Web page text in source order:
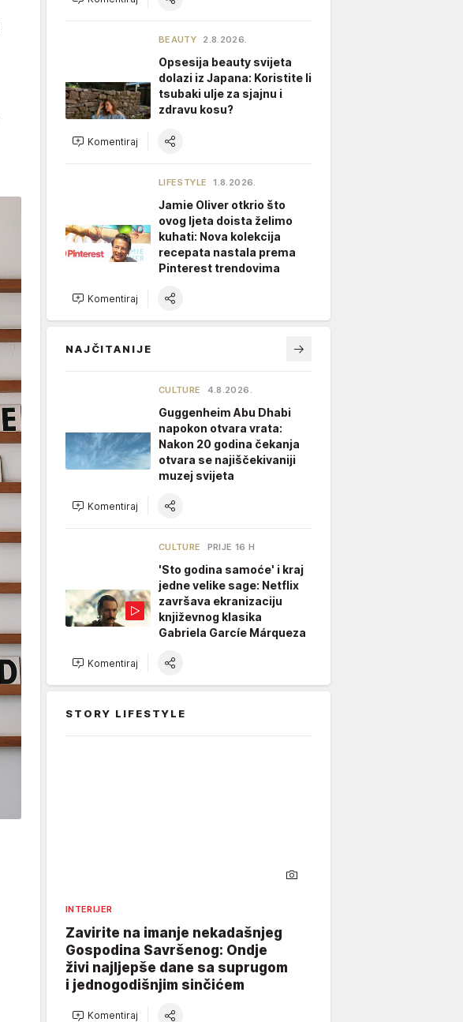
BEAUTY 2.8.2026.
Opsesija beauty svijeta
dolazi iz Japana: Koristite li
tsubaki ulje za sjajnu i
zdravu kosu?
Komentiraj
LIFESTYLE 1.8.2026.
Jamie Oliver otkrio što
ovog ljeta doista želimo
kuhati: Nova kolekcija
recepata nastala prema
Pinterest trendovima
Komentiraj
NAJČITANIJE
CULTURE 4.8.2026.
Guggenheim Abu Dhabi
napokon otvara vrata:
Nakon 20 godina čekanja
otvara se najiščekivaniji
muzej svijeta
Komentiraj
CULTURE PRIJE 16 H
'Sto godina samoće' i kraj
jedne velike sage: Netflix
završava ekranizaciju
književnog klasika
Gabriela Garcíe Márqueza
Komentiraj
STORY LIFESTYLE
INTERIJER
Zavirite na imanje nekadašnjeg
Gospodina Savršenog: Ondje
živi najljepše dane sa suprugom
i jednogodišnjim sinčićem
Komentiraj